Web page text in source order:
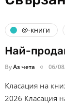
@-книги
Най-
ByАз чета 06/
Класация на
2026 Класация